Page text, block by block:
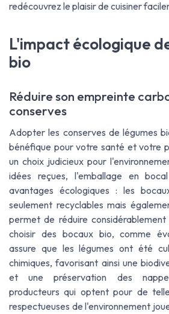
redécouvrez le plaisir de cuisiner
L'impact écologique
bio
Réduire son empreinte
conserves
Adopter les conserves de légumes
bénéfique pour votre santé et votre
un choix judicieux pour
idées reçues, l'emballage en
avantages écologiques : les
seulement recyclables mais
permet de réduire
choisir des bocaux bio, comme
assure que les légumes ont été
chimiques, favorisant ainsi une
et une préservation des
producteurs qui optent pour de
respectueuses de l'environnement